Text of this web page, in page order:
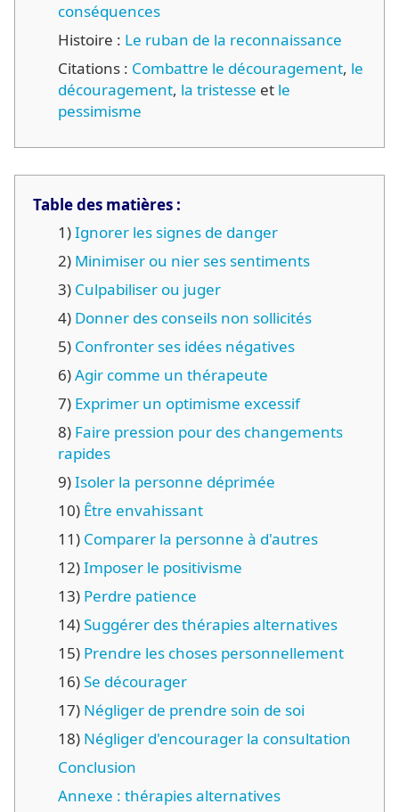
conséquences
Histoire : Le ruban de la reconnaissance
Citations : Combattre le découragement, le
découragement, la tristesse et le
pessimisme
Table des matières :
1)Ignorer les signes de danger
2) Minimiser ou nier ses sentiments
3) Culpabiliser ou juger
4) Donner des conseils non sollicités
5) Confronter ses idées négatives
6)Agir comme un thérapeute
7) Exprimer un optimisme excessif
8) Faire pression pour des changements
rapides
9)Isoler la personne déprimée
10) Être envahissant
11) Comparer la personne à d'autres
12)Imposer le positivisme
13) Perdre patience
14)Suggérer des thérapies alternatives
15) Prendre les choses personnellement
16)Se décourager
17) Négliger de prendre soin de soi
18) Négliger d'encourager la consultation
Conclusion
Annexe : thérapies alternatives